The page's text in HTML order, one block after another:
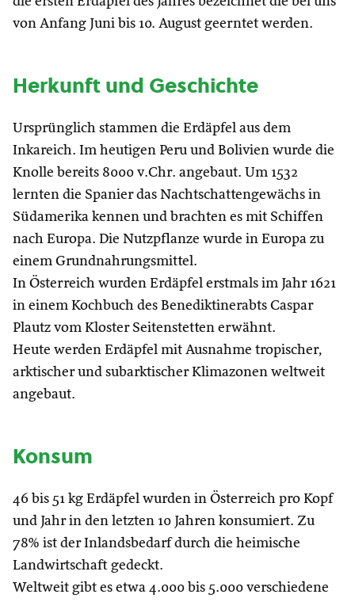
von Anfang Juni bis 10. August geerntet werden.
Herkunft und Geschichte
Ursprünglich stammen die Erdäpfel aus dem
Inkareich. Im heutigen Peru und Bolivien wurde die
Knolle bereits 8000 v.Chr. angebaut. Um 1532
lernten die Spanier das Nachtschattengewächs in
Südamerika kennen und brachten es mit Schiffen
nach Europa. Die Nutzpflanze wurde in Europa zu
einem Grundnahrungsmittel.
In Österreich wurden Erdäpfel erstmals im Jahr 1621
in einem Kochbuch des Benediktinerabts Caspar
Plautz vom Kloster Seitenstetten erwähnt.
Heute werden Erdäpfel mit Ausnahme tropischer,
arktischer und subarktischer Klimazonen weltweit
angebaut.
Konsum
46 bis 51 kg Erdäpfel wurden in Österreich pro Kopf
und Jahr in den letzten 10 Jahren konsumiert. Zu
78% ist der Inlandsbedarf durch die heimische
Landwirtschaft gedeckt.
Weltweit gibt es etwa 4.000 bis 5.000 verschiedene